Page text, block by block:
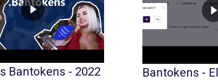
Premios Bantokens - 2022